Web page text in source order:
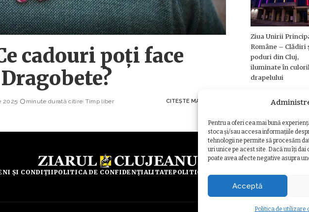
Pentru a oferi cea mai bună
stoca și/sau accesa informațiile
tehnologii ne permite să procesăm
uri unice pe acest site. Dacă nu îți
poate avea afecte negative asupra
Acceptă
Politica de utilizare
cadouri poți face
2025 minute durată citire Timp liber CITEȘTE MAI MULT
Ziua Unirii
Române – Clădiri
poduri din Cluj,
iluminate în
drapelului
ȘI CONDIȚIIPOLITICA DE CONFIDENȚIALITATEPOLITICA DE UTILIZARE COOKIE